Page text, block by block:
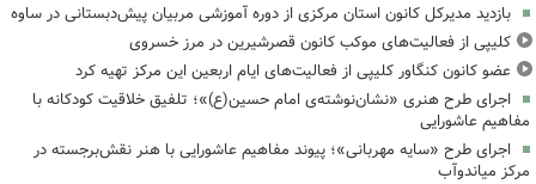
بازدید مدیرکل کانون استان مرکزی از دوره آموزشی مربیان پیش‌دبستانی در ساوه
کلیپی از فعالیت‌های موکب کانون قصرشیرین در مرز خسروی
عضو کانون کنگاور کلیپی از فعالیت‌های ایام اربعین این مرکز تهیه کرد
اجرای طرح هنری «نشان‌نوشته‌ی امام حسین(ع)»؛ تلفیق خلاقیت کودکانه با
مفاهیم عاشورایی
اجرای طرح «سایه مهربانی»؛ پیوند مفاهیم عاشورایی با هنر نقش‌برجسته در
مرکز میاندوآب